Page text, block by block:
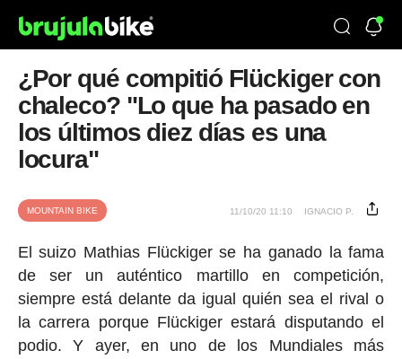
¿Por qué compitió Flückiger con
chaleco? "Lo que ha pasado en
los últimos diez días es una
locura"
MOUNTAIN BIKE 11/10/20 11:10 IGNACIO P.
El suizo Mathias Flückiger se ha ganado la fama
de ser un auténtico martillo en competición,
siempre está delante da igual quién sea el rival o
la carrera porque Flückiger estará disputando el
podio. Y ayer, en uno de los Mundiales más